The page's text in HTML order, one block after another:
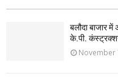
बलौदा बाजार
के.पी.
November